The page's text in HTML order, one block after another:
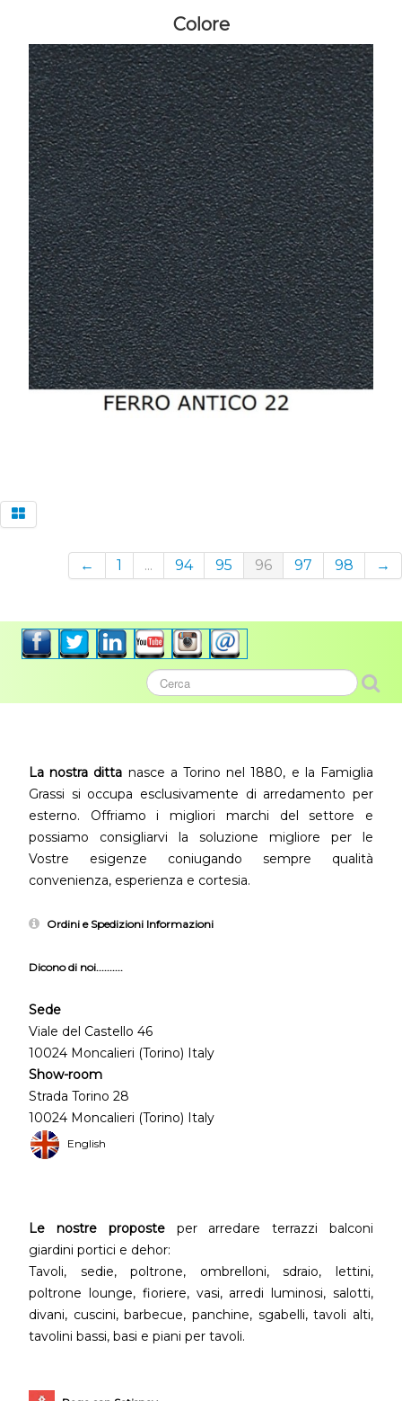
Colore
← 1 ... 94 95 96 97 98 →
La nostra ditta nasce a Torino nel 1880, e la Famiglia
Grassi si occupa esclusivamente di arredamento per
esterno. Offriamo i migliori marchi del settore e
possiamo consigliarvi la soluzione migliore per le
Vostre esigenze coniugando sempre qualità
convenienza, esperienza e cortesia.
Ordini e Spedizioni Informazioni
Dicono di noi..........
Sede
Viale del Castello 46
10024 Moncalieri (Torino) Italy
Show-room
Strada Torino 28
10024 Moncalieri (Torino) Italy
English
Le nostre proposteper arredare terrazzi balconi
giardini portici e dehor:
Tavoli, sedie, poltrone, ombrelloni, sdraio, lettini,
poltrone lounge, fioriere, vasi, arredi luminosi, salotti,
divani, cuscini, barbecue, panchine, sgabelli, tavoli alti,
tavolini bassi, basi e piani per tavoli.